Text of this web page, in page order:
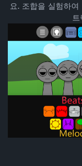
요. 조합을 실험하